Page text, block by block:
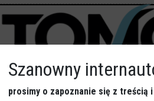
Szanowny
prosimy o zapoznanie się z treścią